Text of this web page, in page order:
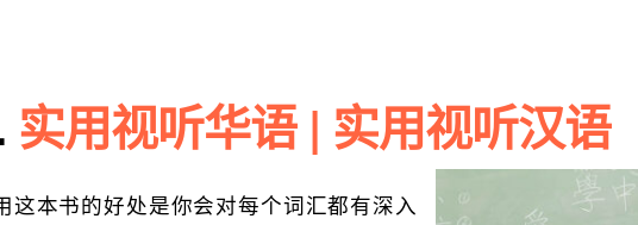
实用视听华语 | 实用视听汉语
这本书的好处是你会对每个词汇都有深入